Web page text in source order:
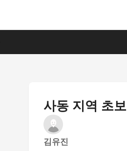
사동 지역 초
김유진